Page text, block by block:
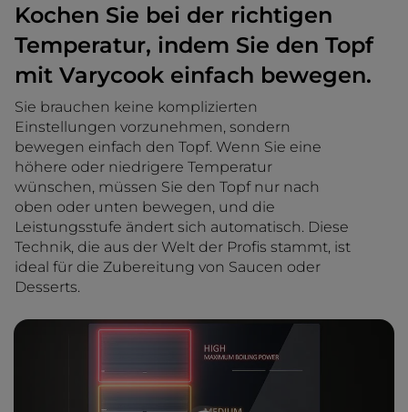
Kochen Sie bei der richtigen
Temperatur, indem Sie den Topf
mit Varycook einfach bewegen.
Sie brauchen keine komplizierten
Einstellungen vorzunehmen, sondern
bewegen einfach den Topf. Wenn Sie eine
höhere oder niedrigere Temperatur
wünschen, müssen Sie den Topf nur nach
oben oder unten bewegen, und die
Leistungsstufe ändert sich automatisch. Diese
Technik, die aus der Welt der Profis stammt, ist
ideal für die Zubereitung von Saucen oder
Desserts.